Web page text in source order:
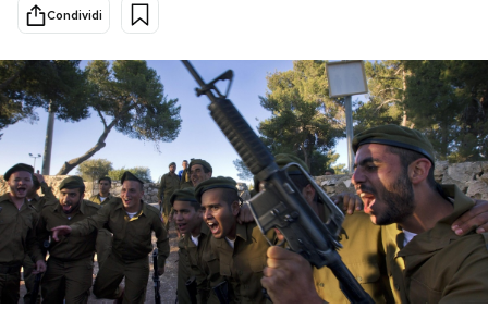
PODCAST
NEWSLETTER
I MIEI PREFERITI
SHOP
Condividi